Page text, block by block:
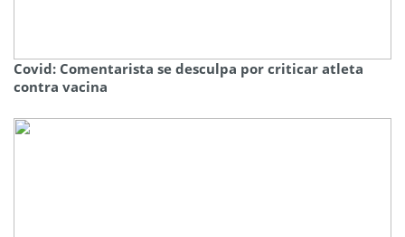
Covid: Comentarista se desculpa por criticar atleta
contra vacina